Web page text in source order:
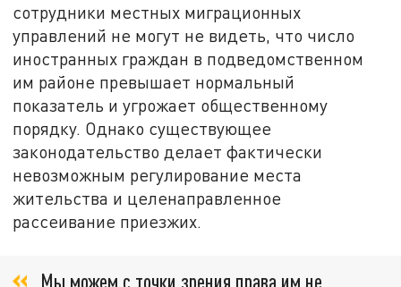
сотрудники местных миграционных
управлений не могут не видеть, что число
иностранных граждан в подведомственном
им районе превышает нормальный
показатель и угрожает общественному
порядку. Однако существующее
законодательство делает фактически
невозможным регулирование места
жительства и целенаправленное
рассеивание приезжих.
Мы можем с точки зрения права им не